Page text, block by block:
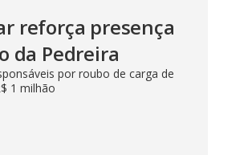
reforça presença
da Pedreira
por roubo de carga de
1 milhão